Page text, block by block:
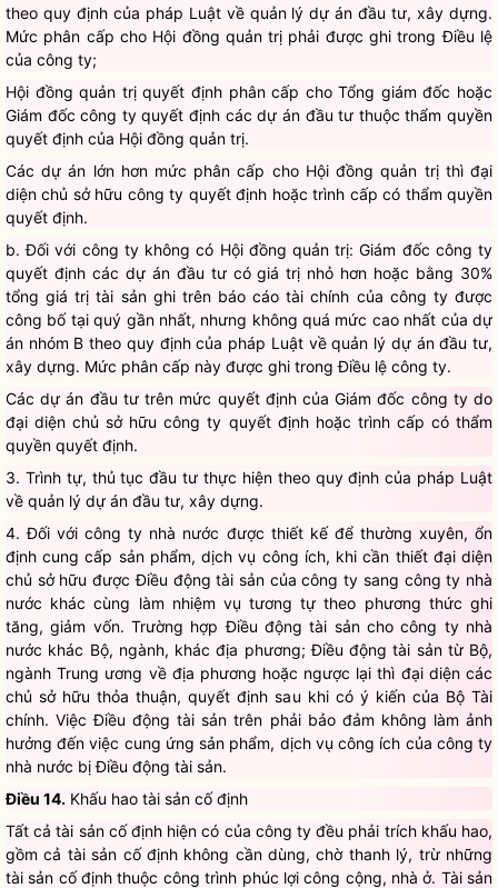
theo quy định của pháp Luậtvề quản lý dự án đầu tư, xây dựng.
Mức phân cấp cho Hội đồng quản trị phải được ghi trongĐiều lệ
của công ty;
Hội đồng quản trị quyết định phân cấp cho Tổng giám đốc hoặc
Giám đốc công ty quyết định các dự án đầu tư thuộc thẩm quyền
quyết định của Hội đồng quản trị.
Các dự án lớn hơn mức phân cấp cho Hội đồng quản trị thì đại
diện chủ sở hữu công ty quyết định hoặc trình cấp có thẩm quyền
quyết định.
b. Đối với công ty không có Hội đồng quản trị: Giám đốc công ty
quyết định các dự án đầu tư có giá trị nhỏ hơn hoặc bằng 30%
tổng giá trị tài sản ghi trên báo cáo tài chính của công ty được
công bố tại quý gần nhất, nhưng không quá mức cao nhất của dự
án nhóm B theo quy định của pháp Luậtvề quản lý dự án đầu tư,
xây dựng. Mức phân cấp này được ghi trongĐiều lệ công ty.
Các dự án đầu tư trên mức quyết định của Giám đốc công ty do
đại diện chủ sở hữu công ty quyết định hoặc trình cấp có thẩm
quyền quyết định.
3. Trình tự, thủ tục đầu tư thực hiện theo quy định của pháp Luật
về quản lý dự án đầu tư, xây dựng.
4. Đối vớicông ty nhà nước được thiết kế để thường xuyên, ổn
định cung cấp sản phẩm, dịch vụ công ích, khi cần thiết đại diện
chủ sở hữu được Điều động tài sản của công ty sang công ty nhà
nước khác cùng làm nhiệm vụ tương tự theo phương thức ghi
tăng, giảm vốn. Trường hợp Điều động tài sản chocông ty nhà
nước khác Bộ, ngành, khác địa phương; Điều động tài sản từ Bộ,
ngành Trung ương về địa phương hoặc ngược lại thì đại diện các
chủ sở hữu thỏa thuận, quyết định sau khi có ý kiến của Bộ Tài
chính. Việc Điều động tài sản trên phải bảo đảm không làm ảnh
hưởng đến việc cung ứngsản phẩm, dịch vụ công ích của công ty
nhà nước bị Điều động tài sản.
Điều 14. Khấu hao tài sản cố định
Tất cả tài sản cố định hiện có của công ty đều phải trích khấu hao,
gồm cả tài sản cố định không cần dùng, chờ thanh lý, trừ những
tài sản cố định thuộc công trình phúc lợi công cộng, nhà ở. Tài sản